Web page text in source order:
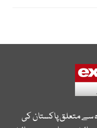
سے متعلق پاکستان کی